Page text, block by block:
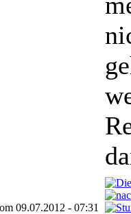
09.07.2012 - 07:31